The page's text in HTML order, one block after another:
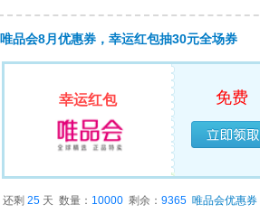
唯品会8月优惠券，幸运红包抽30元全场券
幸运红包 免费
已经领完
还剩 25 天 数量： 10000 剩余： 9365 唯品会优惠券